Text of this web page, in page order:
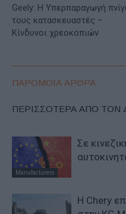
Geely: H Υπερπαραγωγή
τους κατασκευαστές –
Κίνδυνοι χρεοκοπιών
ΠΑΡΟΜΟΙΑ ΑΡΘΡΑ
ΠΕΡΙΣΣΟΤΕΡΑ ΑΠΟ ΤΟΝ
Manufacturers
Σε
Η Chery